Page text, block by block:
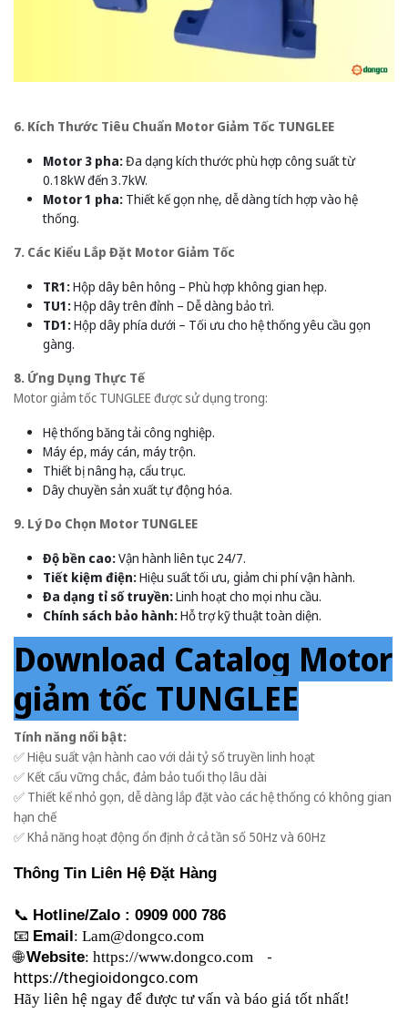
6. Kích Thước Tiêu Chuẩn Motor Giảm Tốc TUNGLEE
Motor 3 pha:Đa dạng kích thước phù hợp công suất từ
0.18kW đến 3.7kW.
Motor 1 pha: Thiết kế gọn nhẹ, dễ dàng tích hợp vào hệ
thống.
7. Các Kiểu Lắp Đặt Motor Giảm Tốc
TR1:Hộp dây bên hông – Phù hợp không gian hẹp.
TU1:Hộp dây trên đỉnh – Dễ dàng bảo trì.
TD1:Hộp dây phía dưới – Tối ưu cho hệ thống yêu cầu gọn
gàng.
8. Ứng Dụng Thực Tế
Motor giảm tốc TUNGLEE được sử dụng trong:
Hệ thống băng tải công nghiệp.
Máy ép, máy cán, máy trộn.
Thiết bị nâng hạ, cẩu trục.
Dây chuyền sản xuất tự động hóa.
9. Lý Do Chọn Motor TUNGLEE
Độ bền cao:Vận hành liên tục 24/7.
Tiết kiệm điện:Hiệu suất tối ưu, giảm chi phí vận hành.
Đa dạng tỉ số truyền:Linh hoạt cho mọi nhu cầu.
Chính sách bảo hành:Hỗ trợ kỹ thuật toàn diện.
Download Catalog Motor
giảm tốc TUNGLEE
Tính năng nổi bật:
✅ Hiệu suất vận hành cao với dải tỷ số truyền linh hoạt
✅ Kết cấu vững chắc, đảm bảo tuổi thọ lâu dài
✅ Thiết kế nhỏ gọn, dễ dàng lắp đặt vào các hệ thống có không gian
hạn chế
✅ Khả năng hoạt động ổn định ở cả tần số 50Hz và 60Hz
Thông Tin Liên Hệ Đặt Hàng
📞 Hotline/Zalo : 0909 000 786
📧 Email: Lam@dongco.com
🌐Website: https://www.dongco.com
-
https://thegioidongco.com
Hãy liên hệ ngay để được tư vấn và báo giá tốt nhất!